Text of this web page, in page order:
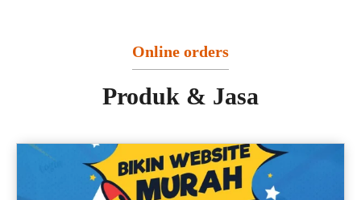
Online orders
Produk & Jasa